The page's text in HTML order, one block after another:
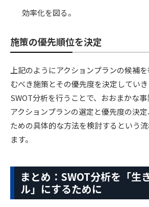
効率化を図る。
施策の優先順位を決定
上記のようにアクションプランの候補
むべき施策とその優先度を決定してい
SWOT分析を行うことで、おおまかな事
アクションプランの選定と優先度の決
ための具体的な方法を検討するという
ます。
まとめ：SWOT分析を「生
ル」にするために